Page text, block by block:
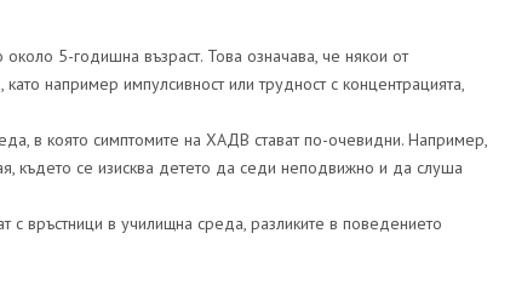
5-годишна възраст. Това означава, че някои от
например импулсивност или трудност с концентрацията,
в която симптомите на ХАДВ стават по-очевидни. Например,
където се изисква детето да седи неподвижно и да слуша
с връстници в училищна среда, разликите в поведението